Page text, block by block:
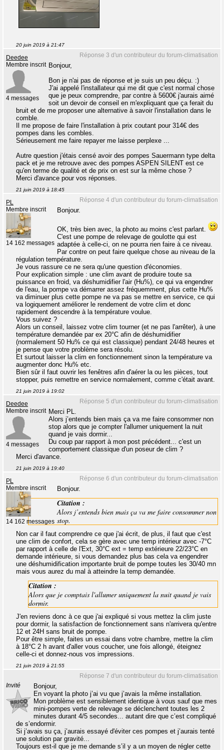
20 juin 2019 à 21:47
Réponse 3 d'un contributeur du forum-climatisation
Deedee
Membre inscrit
4 messages
Bonjour,
Bon je n'ai pas de réponse et je suis un peu déçu. :)
J'ai appelé l'installateur qui me dit que c'est normal chose
que je peux comprendre, par contre à 5600€ j'aurais aimé
soit un devoir de conseil en m'expliquant que ça ferait du
bruit et de me proposer une alternative à savoir l'installation dans le
comble.
Il me propose de faire l'installation à prix coutant pour 314€ des
pompes dans les combles.
Sérieusement me faire repayer me laisse perplexe ...
Autre question j'étais censé avoir des pompes Sauermann type delta
pack et je me retrouve avec des pompes ASPEN SILENT est ce
qu'en terme de qualité et de prix on est sur la même chose ?
Merci d'avance pour vos réponses.
21 juin 2019 à 18:45
Réponse 4 d'un contributeur du forum-climatisation
PL
Membre inscrit
14 162 messages
Bonjour.
OK, très bien avec, la photo au moins c'est parlant.
C'est une pompe de relevage de goulotte qui est
adaptée à celle-ci, on ne pourra rien faire à ce niveau.
Par contre on peut faire quelque chose au niveau de la
régulation température.
Je vous rassure ce ne sera qu'une question d'économies.
Pour explication simple : une clim avant de produire toute sa
puissance en froid, va déshumidifier l'air (Hu%), ce qui va engendrer
de l'eau, la pompe va démarrer assez fréquemment, plus cette Hu%
va diminuer plus cette pompe ne va pas se mettre en service, ce qui
va logiquement améliorer le rendement de votre clim et donc
rapidement descendre à la température voulue.
Vous suivez ?
Alors un conseil, laissez votre clim tourner (et ne pas l'arrêter), à une
température demandée par ex 20°C afin de déshumidifier
(normalement 50 Hu% ce qui est classique) pendant 24/48 heures et
je pense que votre problème sera résolu.
Et surtout laisser la clim en fonctionnement sinon la température va
augmenter donc Hu% etc.
Bien sûr il faut ouvrir les fenêtres afin d'aérer la ou les pièces, tout
stopper, puis remettre en service normalement, comme c'était avant.
21 juin 2019 à 19:02
Réponse 5 d'un contributeur du forum-climatisation
Deedee
Membre inscrit
4 messages
Merci PL.
Alors j’entends bien mais ça va me faire consommer non
stop alors que je compter l'allumer uniquement la nuit
quand je vais dormir...
Du coup par rapport à mon post précédent... c'est un
comportement classique d'un poseur de clim ?
Merci d'avance.
21 juin 2019 à 19:40
Réponse 6 d'un contributeur du forum-climatisation
PL
Membre inscrit
14 162 messages
Bonjour.
Citation :
Alors j’entends bien mais ça va me faire consommer non
stop.
Non car il faut comprendre ce que j'ai écrit, de plus, il faut que c'est
une clim de confort, cela se gère avec une temp intérieur avec -7°C
par rapport à celle de l'Ext, 30°C ext = temp extérieure 22/23°C en
demande intérieure, si vous demandez plus bas cela va engendrer
une déshumidification importante bruit de pompe toutes les 30/40 mn
mais vous aurez du mal à atteindre la temp demandée.
Citation :
Alors que je comptais l'allumer uniquement la nuit quand je vais
dormir.
J'en reviens donc à ce que j'ai expliqué si vous mettez la clim juste
pour dormir, la satisfaction de fonctionnement sans n'arrivera qu'entre
12 et 24H sans bruit de pompe.
Pour être simple, faites un essai dans votre chambre, mettre la clim
à 18°C 2 h avant d'aller vous coucher, une fois allongé, éteignez
celle-ci et donnez-nous vos impressions.
21 juin 2019 à 21:55
Réponse 7 d'un contributeur du forum-climatisation
Invité
Bonjour,
En voyant la photo j’ai vu que j’avais la même installation.
Mon problème est sensiblement identique à vous sauf que mes
mini-pompes verte de relevage se déclenchent toutes les 2
minutes durant 4/5 secondes... autant dire que c’est compliqué
de s’endormir.
Si j’avais su ça, j’aurais essayé d'éviter ces pompes et j’aurais tenté
une solution par gravité...
Toujours est-il que je me demande s’il y a un moyen de régler cette